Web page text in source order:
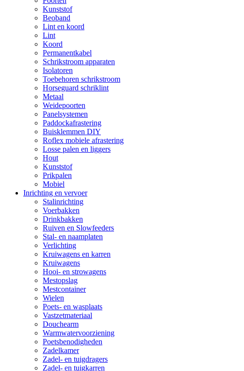
Kunststof
Beoband
Lint en koord
Lint
Koord
Permanentkabel
Schrikstroom apparaten
Isolatoren
Toebehoren schrikstroom
Horseguard schriklint
Metaal
Weidepoorten
Panelsystemen
Paddockafrastering
Buisklemmen DIY
Roflex mobiele afrastering
Losse palen en liggers
Hout
Kunststof
Prikpalen
Mobiel
Inrichting en vervoer
Stalinrichting
Voerbakken
Drinkbakken
Ruiven en Slowfeeders
Stal- en naamplaten
Verlichting
Kruiwagens en karren
Kruiwagens
Hooi- en strowagens
Mestopslag
Mestcontainer
Wielen
Poets- en wasplaats
Vastzetmateriaal
Douchearm
Warmwatervoorziening
Poetsbenodigheden
Zadelkamer
Zadel- en tuigdragers
Zadel- en tuigkarren